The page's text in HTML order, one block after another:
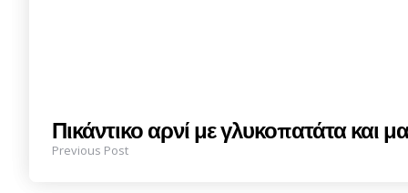
Πικάντικο αρνί με γλυκοπατάτα και
Previous Post